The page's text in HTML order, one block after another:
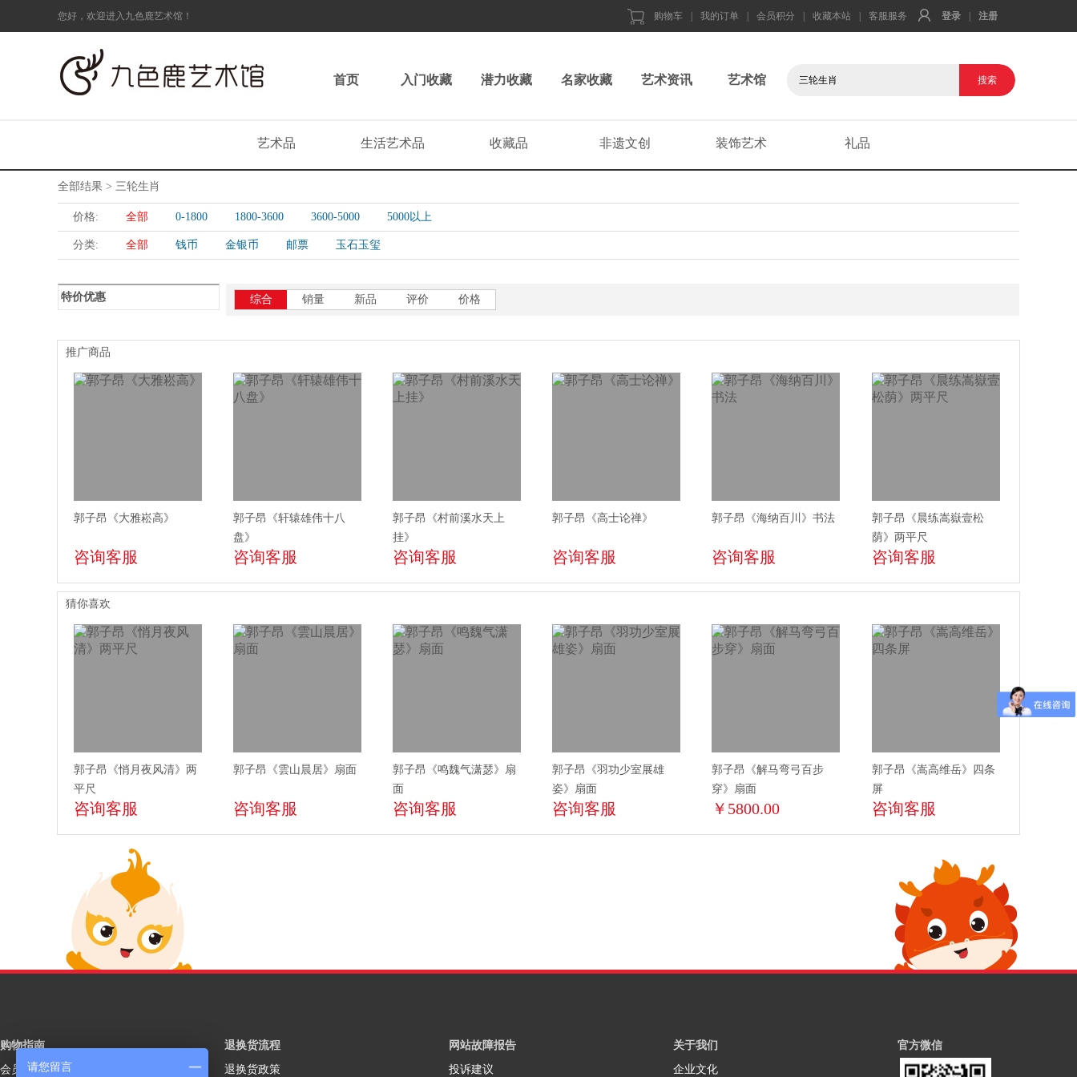
您好，欢迎进入九色鹿艺术馆！ 购物车 我的订单 会员积分 收藏本站 客服服务 登录 注册
首页 入门收藏 潜力收藏 名家收藏 艺术资讯 艺术馆
艺术品 生活艺术品 收藏品 非遗文创 装饰艺术 礼品
全部结果 > 三轮生肖
价格: 全部 0-1800 1800-3600 3600-5000 5000以上
分类: 全部 钱币 金银币 邮票 玉石玉玺
特价优惠 综合 销量 新品 评价 价格
推广商品
郭子昂《大雅崧高》
咨询客服
郭子昂《轩辕雄伟十八
盘》
咨询客服
郭子昂《村前溪水天上
挂》
咨询客服
郭子昂《高士论禅》
咨询客服
郭子昂《海纳百川》书法
咨询客服
郭子昂《晨练嵩嶽壹松
荫》两平尺
咨询客服
猜你喜欢
郭子昂《悄月夜风清》两
平尺
咨询客服
郭子昂《雲山晨居》扇面
咨询客服
郭子昂《鸣魏气潇瑟》扇
面
咨询客服
郭子昂《羽功少室展雄
姿》扇面
咨询客服
郭子昂《解马弯弓百步
穿》扇面
￥5800.00
郭子昂《嵩高维岳》四条
屏
咨询客服
购物指南
会员注册
退换货流程
退换货政策
网站故障报告
投诉建议
关于我们
企业文化
官方微信
请您留言